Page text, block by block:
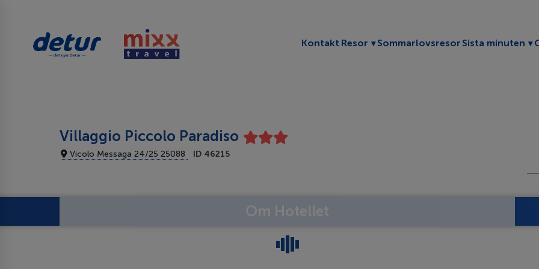
Kontakt Resor Toggle submenu
Sommarlovsresor Sista minuten
Villaggio Piccolo Paradiso
Vicolo Messaga 24/25 25088 ID 46215